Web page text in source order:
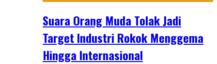
Suara Orang Muda Tolak Jadi
Target Industri Rokok Menggema
Hingga Internasional